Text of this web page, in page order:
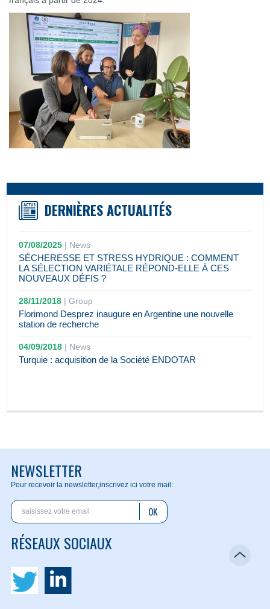
DERNIÈRES ACTUALITÉS
07/08/2025 | News
SÉCHERESSE ET STRESS HYDRIQUE : COMMENT
LA SÉLECTION VARIÉTALE RÉPOND-ELLE À CES
NOUVEAUX DÉFIS ?
28/11/2018 |Group
Florimond Desprez inaugure en Argentine une nouvelle
station de recherche
04/09/2018 | News
Turquie : acquisition de la Société ENDOTAR
NEWSLETTER
Pour recevoir la newsletter,inscrivez ici votre mail:
OK
RÉSEAUX SOCIAUX